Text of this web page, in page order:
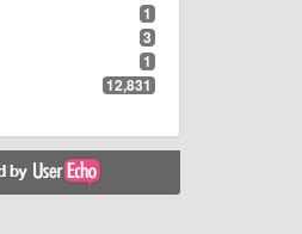
1
3
1
12,831